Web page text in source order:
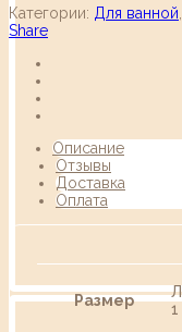
Категории: Для ванной
Share
Описание
Отзывы
Доставка
Оплата
Размер